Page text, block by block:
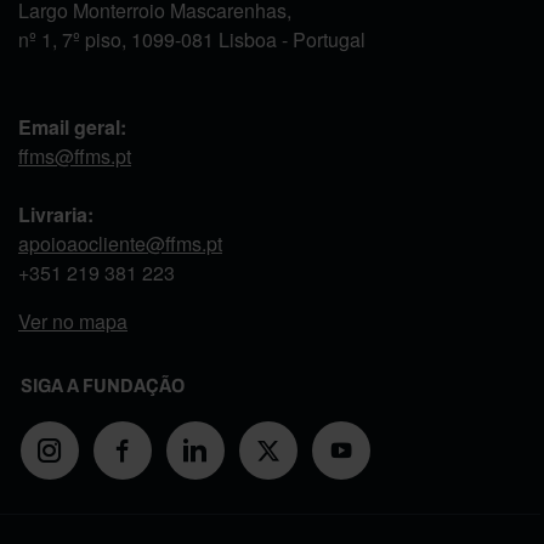
Largo Monterroio Mascarenhas,
nº 1, 7º piso, 1099-081 Lisboa - Portugal
Email geral:
ffms@ffms.pt
Livraria:
apoioaocliente@ffms.pt
+351 219 381 223
Ver no mapa
SIGA A FUNDAÇÃO